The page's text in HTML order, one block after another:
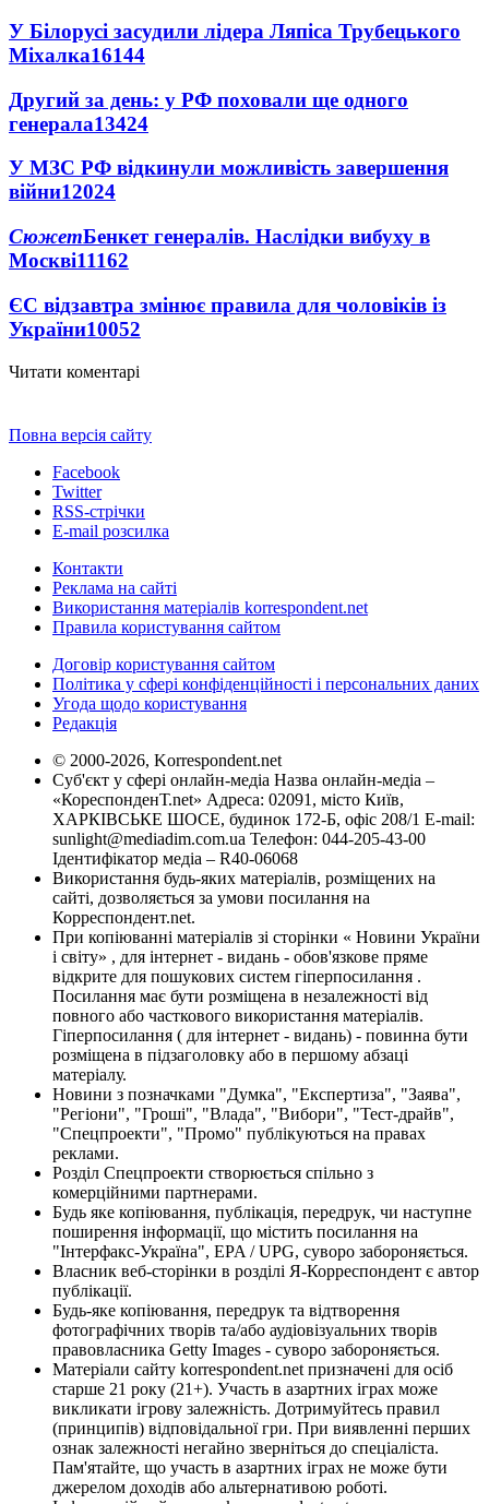
У Білорусі засудили лідера Ляпіса Трубецького
Міхалка16144
Другий за день: у РФ поховали ще одного
генерала13424
У МЗС РФ відкинули можливість завершення
війни12024
СюжетБенкет генералів. Наслідки вибуху в
Москві11162
ЄС відзавтра змінює правила для чоловіків із
України10052
Читати коментарі
Повна версія сайту
Facebook
Twitter
RSS-стрічки
E-mail розсилка
Контакти
Реклама на сайті
Використання матеріалів korrespondent.net
Правила користування сайтом
Договір користування сайтом
Політика у сфері конфіденційності і персональних даних
Угода щодо користування
Редакція
© 2000-2026, Korrespondent.net
Суб'єкт у сфері онлайн-медіа Назва онлайн-медіа –
«КореспонденТ.net» Адреса: 02091, місто Київ,
ХАРКІВСЬКЕ ШОСЕ, будинок 172-Б, офіс 208/1 E-mail:
sunlight@mediadim.com.ua Телефон: 044-205-43-00
Ідентифікатор медіа – R40-06068
Використання будь-яких матеріалів, розміщених на
сайті, дозволяється за умови посилання на
Корреспондент.net.
При копіюванні матеріалів зі сторінки « Новини України
і світу» , для інтернет - видань - обов'язкове пряме
відкрите для пошукових систем гіперпосилання .
Посилання має бути розміщена в незалежності від
повного або часткового використання матеріалів.
Гіперпосилання ( для інтернет - видань) - повинна бути
розміщена в підзаголовку або в першому абзаці
матеріалу.
Новини з позначками "Думка", "Експертиза", "Заява",
"Регіони", "Гроші", "Влада", "Вибори", "Тест-драйв",
"Спецпроекти", "Промо" публікуються на правах
реклами.
Розділ Спецпроекти створюється спільно з
комерційними партнерами.
Будь яке копіювання, публікація, передрук, чи наступне
поширення інформації, що містить посилання на
"Інтерфакс-Україна", EPA / UPG, суворо забороняється.
Власник веб-сторінки в розділі Я-Корреспондент є автор
публікації.
Будь-яке копіювання, передрук та відтворення
фотографічних творів та/або аудіовізуальних творів
правовласника Getty Images - суворо забороняється.
Матеріали сайту korrespondent.net призначені для осіб
старше 21 року (21+). Участь в азартних іграх може
викликати ігрову залежність. Дотримуйтесь правил
(принципів) відповідальної гри. При виявленні перших
ознак залежності негайно зверніться до спеціаліста.
Пам'ятайте, що участь в азартних іграх не може бути
джерелом доходів або альтернативою роботі.